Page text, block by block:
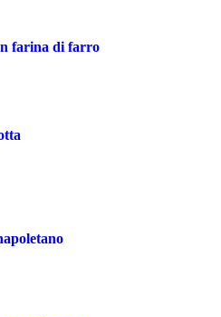
farina di farro